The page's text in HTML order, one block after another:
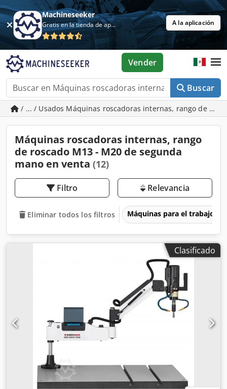
Machineseeker
Gratis en la tienda de aplicaciones A la aplicación
Buscar
Vender
/ ... / Usados Máquinas roscadoras internas, rango de
Máquinas roscadoras internas, rango
de roscado M13 - M20 de segunda
mano en venta (12)
Filtro Relevancia
Eliminar todos los filtros Máquinas para el trabajo
Clasificado